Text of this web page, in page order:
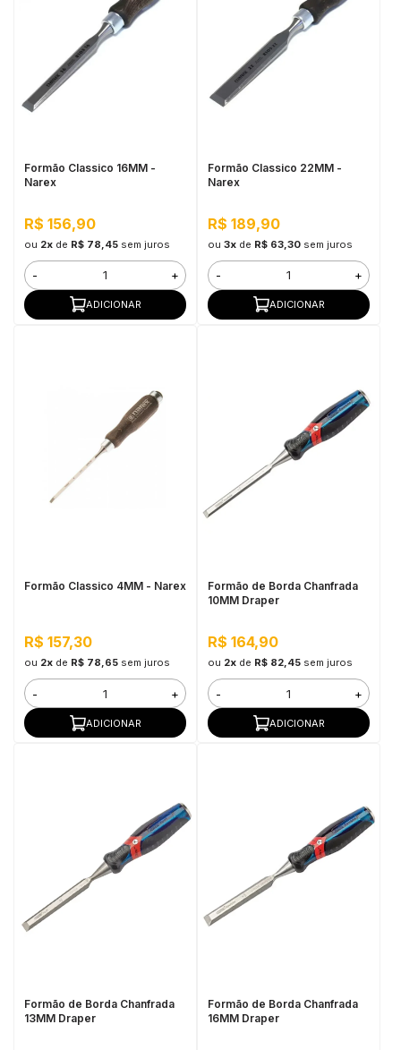
Formão Classico 16MM -
Narex
R$ 156,90
ou 2xde R$ 78,45 sem juros
- +
ADICIONAR
Formão Classico 22MM -
Narex
R$ 189,90
ou 3xde R$ 63,30 sem juros
- +
ADICIONAR
Formão Classico 4MM - Narex
R$ 157,30
ou 2xde R$ 78,65 sem juros
- +
ADICIONAR
Formão de Borda Chanfrada
10MM Draper
R$ 164,90
ou 2xde R$ 82,45 sem juros
- +
ADICIONAR
Formão de Borda Chanfrada
13MM Draper
Formão de Borda Chanfrada
16MM Draper